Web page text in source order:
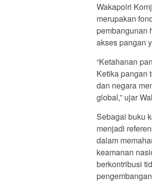
Wakapolri
merupakan
pembangunan
akses pangan
“Ketahanan
Ketika pangan
dan negara
global,” ujar
Sebagai buku
menjadi
dalam
keamanan
berkontribusi